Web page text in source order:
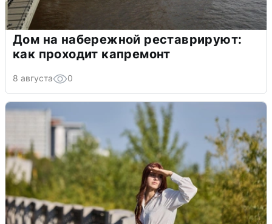
Дом на набережной реставрируют:
как проходит капремонт
8 августа 0